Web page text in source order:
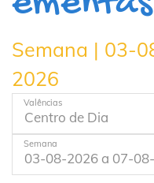
Semana | 03-
2026
Valências
Semana